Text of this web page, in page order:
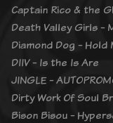
Captain Rico & the
Death Valley Girls -
Diamond Dog - Hold
DIIV - Is the Is Are
JINGLE -
Dirty Work Of Soul
Bison Bisou -